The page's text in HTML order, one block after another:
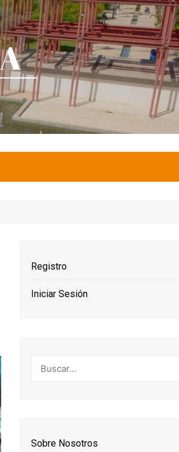
Registro
Iniciar Sesión
Sobre Nosotros